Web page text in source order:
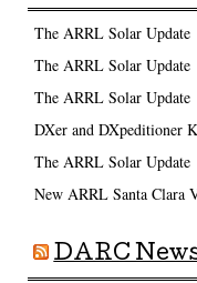
The ARRL Solar Update
The ARRL Solar Update
The ARRL Solar Update
DXer and DXpeditioner
The ARRL Solar Update
New ARRL Santa Clara
DARC